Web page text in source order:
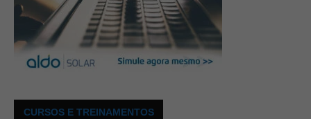
CURSOS E TREINAMENTOS